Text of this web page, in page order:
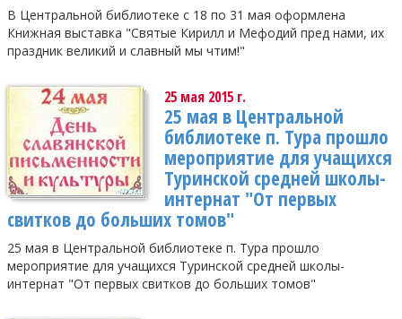
В Центральной библиотеке с 18 по 31 мая оформлена
Книжная выставка "Святые Кирилл и Мефодий пред нами, их
праздник великий и славный мы чтим!"
25 мая 2015 г.
25 мая в Центральной
библиотеке п. Тура прошло
мероприятие для учащихся
Туринской средней школы-
интернат "От первых
свитков до больших томов"
25 мая в Центральной библиотеке п. Тура прошло
мероприятие для учащихся Туринской средней школы-
интернат "От первых свитков до больших томов"